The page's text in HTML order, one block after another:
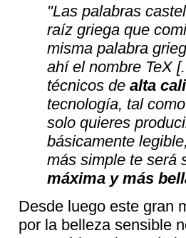
"Las palabras
raíz griega que
misma palabra
ahí el nombre TeX
técnicos de alta
tecnología, tal
solo quieres
básicamente
más simple te será
máxima y más
Desde luego este gran
por la belleza sensible